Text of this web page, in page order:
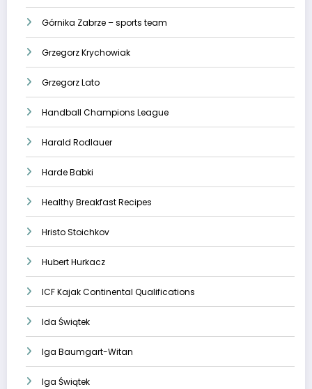
Górnika Zabrze – sports team
Grzegorz Krychowiak
Grzegorz Lato
Handball Champions League
Harald Rodlauer
Harde Babki
Healthy Breakfast Recipes
Hristo Stoichkov
Hubert Hurkacz
ICF Kajak Continental Qualifications
Ida Świątek
Iga Baumgart-Witan
Iga Świątek